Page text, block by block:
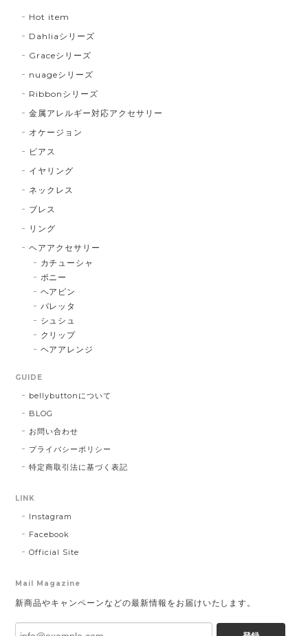
Hot item
Dahliaシリーズ
Graceシリーズ
nuageシリーズ
Ribbonシリーズ
金属アレルギー対応アクセサリー
オケージョン
ピアス
イヤリング
ネックレス
ブレス
リング
ヘアアクセサリー
カチューシャ
ポニー
ヘアピン
バレッタ
シュシュ
クリップ
ヘアアレンジ
GUIDE
bellybuttonについて
BLOG
お問い合わせ
プライバシーポリシー
特定商取引法に基づく表記
LINK
Instagram
Facebook
Official Site
Mail Magazine
新商品やキャンペーンなどの最新情報をお届けいたします。